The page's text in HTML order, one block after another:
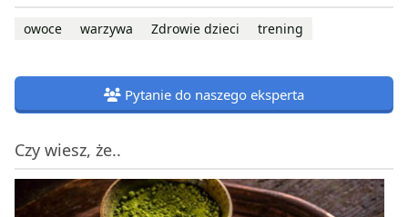
owoce warzywa Zdrowie dzieci trening
Pytanie do naszego eksperta
Czy wiesz, że..